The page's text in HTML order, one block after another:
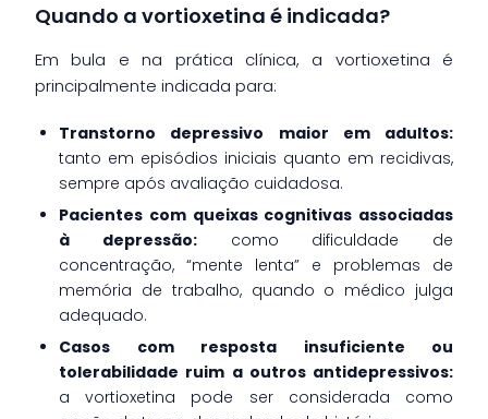
Quando a vortioxetina é indicada?
Em bula e na prática clínica, a vortioxetina é
principalmente indicada para:
Transtorno depressivo maior em adultos:
tanto em episódios iniciais quanto em recidivas,
sempre após avaliação cuidadosa.
Pacientes com queixas cognitivas associadas
à depressão:como dificuldade de
concentração, “mente lenta” e problemas de
memória de trabalho, quando o médico julga
adequado.
Casos com resposta insuficiente ou
tolerabilidade ruim a outros antidepressivos:
a vortioxetina pode ser considerada como